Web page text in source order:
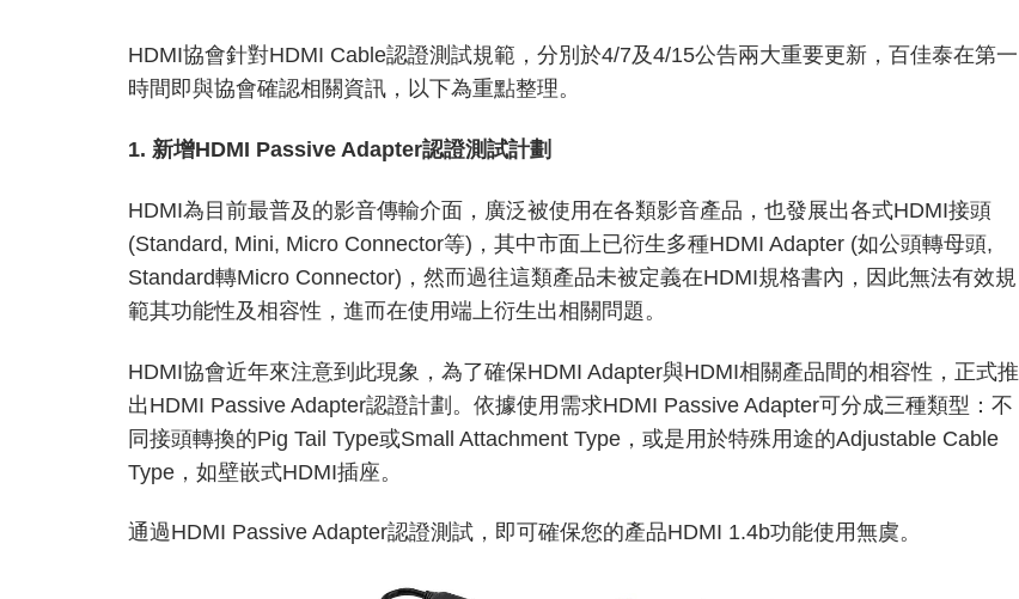
HDMI協會針對HDMI Cable認證測試規範，分別於4/7及4/15公告兩大重要更新，百佳泰在第一
時間即與協會確認相關資訊，以下為重點整理。
1. 新增HDMI Passive Adapter認證測試計劃
HDMI為目前最普及的影音傳輸介面，廣泛被使用在各類影音產品，也發展出各式HDMI接頭
(Standard, Mini, Micro Connector等)，其中市面上已衍生多種HDMI Adapter (如公頭轉母頭,
Standard轉Micro Connector)，然而過往這類產品未被定義在HDMI規格書內，因此無法有效規
範其功能性及相容性，進而在使用端上衍生出相關問題。
HDMI協會近年來注意到此現象，為了確保HDMI Adapter與HDMI相關產品間的相容性，正式推
出HDMI Passive Adapter認證計劃。依據使用需求HDMI Passive Adapter可分成三種類型：不
同接頭轉換的Pig Tail Type或Small Attachment Type，或是用於特殊用途的Adjustable Cable
Type，如壁嵌式HDMI插座。
通過HDMI Passive Adapter認證測試，即可確保您的產品HDMI 1.4b功能使用無虞。